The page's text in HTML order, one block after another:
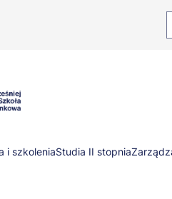
i szkoleniaStudia II stopnia